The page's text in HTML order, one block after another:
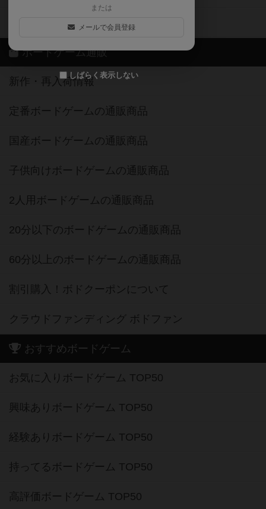
または
メールで会員登録
しばらく表示しない
ボドゲーマご利用案内
ボードゲーム通販
新作・再入荷情報
定番ボードゲームの通販商品
国産ボードゲームの通販商品
子供向けボードゲームの通販商品
2人用ボードゲームの通販商品
20分以下のボードゲームの通販商品
60分以上のボードゲームの通販商品
割引購入！ボドクーポンについて
クラウドファンディング ボドファン
おすすめボードゲーム
お気に入りボードゲーム TOP50
興味ありボードゲーム TOP50
経験ありボードゲーム TOP50
持ってるボードゲーム TOP50
高評価ボードゲーム TOP50